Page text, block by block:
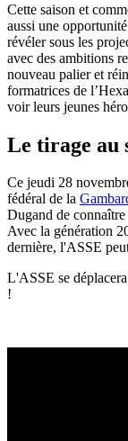
Cette saison et
aussi une
révéler sous les
avec des ambitions
nouveau palier et
formatrices de
voir leurs jeunes
Le tirage au
Ce jeudi 28
fédéral de la
Dugand de
Avec la génération
dernière, l'ASSE
L'ASSE se
!